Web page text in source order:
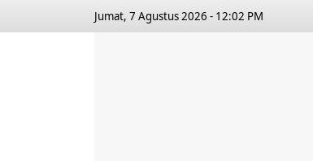
Jumat, 7 Agustus 2026 - 12:02 PM